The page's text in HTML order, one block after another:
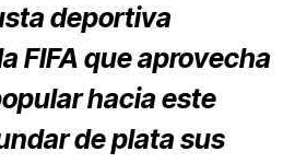
deportiva
FIFA que aprovecha
hacia este
de plata sus